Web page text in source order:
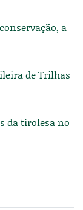
a
de Trilhas
da tirolesa no